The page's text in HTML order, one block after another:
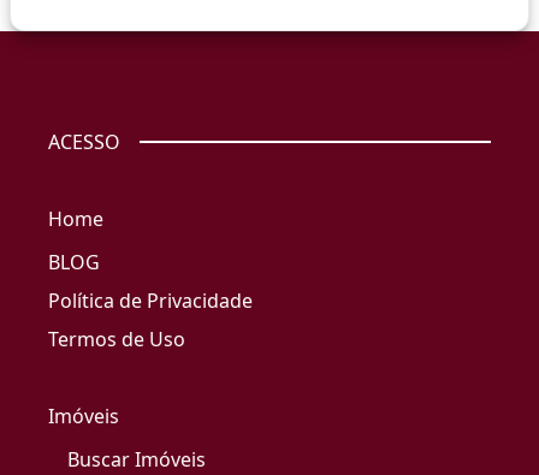
ACESSO
Home
BLOG
Política de Privacidade
Termos de Uso
Imóveis
Buscar Imóveis